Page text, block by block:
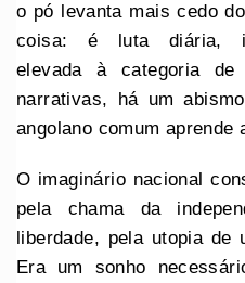
o pó levanta mais cedo
coisa: é luta diária,
elevada à categoria
narrativas, há um
angolano comum aprende
O imaginário nacional
pela chama da
liberdade, pela utopia
Era um sonho